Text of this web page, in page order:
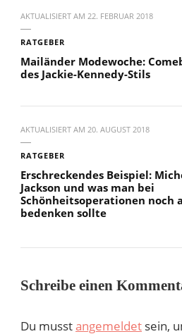
AKTUALISIERT AM 22. FEBRUAR 2018
RATGEBER
Mailänder Modewoche:
des Jackie-Kennedy-Stils
AKTUALISIERT AM 20. AUGUST 2018
RATGEBER
Erschreckendes Beispiel:
Jackson und was man bei
Schönheitsoperationen noch
bedenken sollte
Schreibe einen
Du musstangemeldet sein,